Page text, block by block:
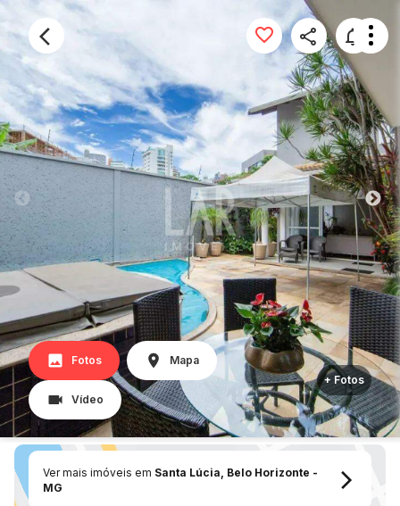
Fotos Mapa
Vídeo
+ Fotos
Ver mais imóveis em Santa Lúcia, Belo Horizonte -
MG